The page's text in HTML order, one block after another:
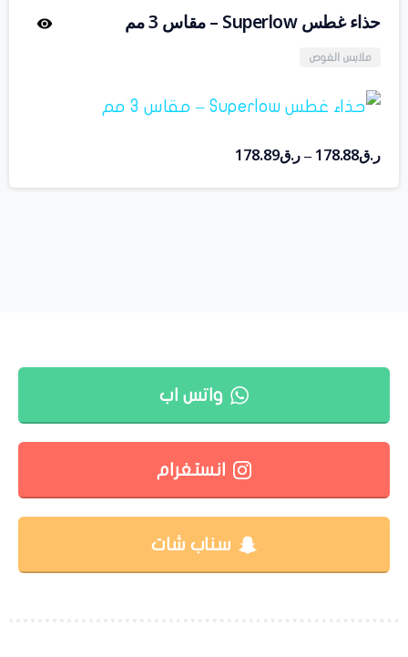
حذاء غطس Superlow – مقاس 3 مم
ملابس الغوص
ر.ق178.88
–ر.ق178.89
واتس اب
انستغرام
سناب شات